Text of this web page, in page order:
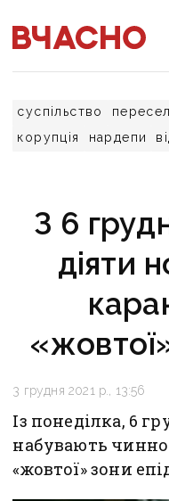
суспільство
корупція
нардепи
З 6
діяти
3 грудня 2021 р., 13:56
Із понеділка, 6
набувають
«жовтої» зони